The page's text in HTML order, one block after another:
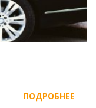
ПОДРОБНЕЕ